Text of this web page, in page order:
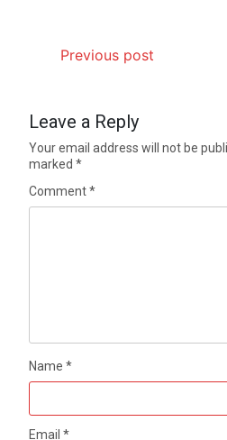
Previous post
Leave a Reply
Your email address will not be
marked*
Comment*
Name*
Email*